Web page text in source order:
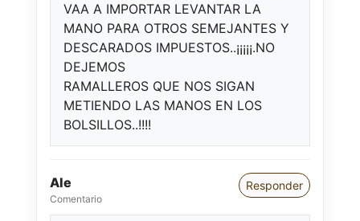
VAA A IMPORTAR LEVANTAR LA
MANO PARA OTROS SEMEJANTES Y
DESCARADOS IMPUESTOS..¡¡¡¡¡.NO
DEJEMOS
RAMALLEROS QUE NOS SIGAN
METIENDO LAS MANOS EN LOS
BOLSILLOS..!!!!
Ale
Comentario
Responder